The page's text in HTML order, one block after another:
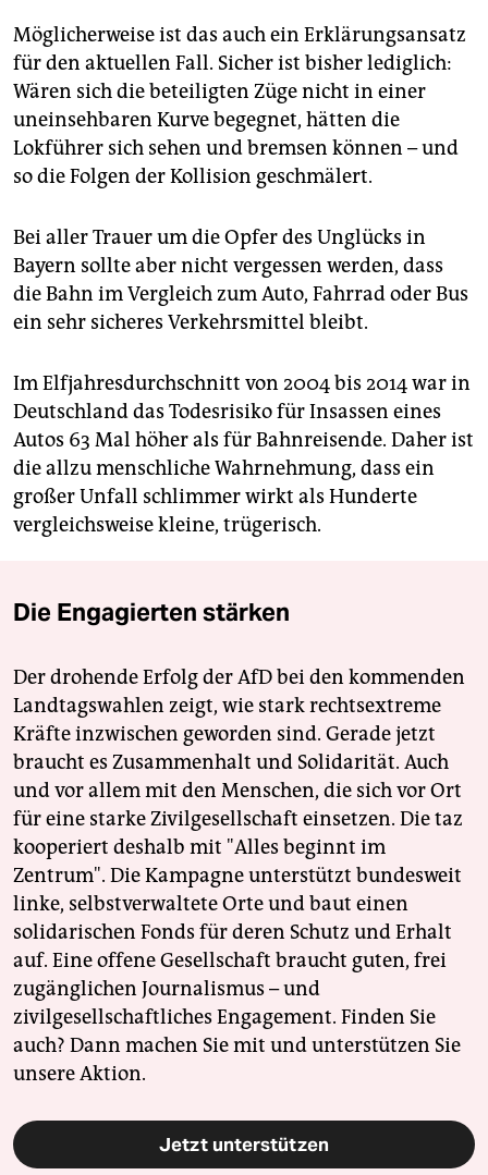
Möglicherweise ist das auch ein Erklärungsansatz
für den aktuellen Fall. Sicher ist bisher lediglich:
Wären sich die beteiligten Züge nicht in einer
uneinsehbaren Kurve begegnet, hätten die
Lokführer sich sehen und bremsen können – und
so die Folgen der Kollision geschmälert.
Bei aller Trauer um die Opfer des Unglücks in
Bayern sollte aber nicht vergessen werden, dass
die Bahn im Vergleich zum Auto, Fahrrad oder Bus
ein sehr sicheres Verkehrsmittel bleibt.
Im Elfjahresdurchschnitt von 2004 bis 2014 war in
Deutschland das Todesrisiko für Insassen eines
Autos 63 Mal höher als für Bahnreisende. Daher ist
die allzu menschliche Wahrnehmung, dass ein
großer Unfall schlimmer wirkt als Hunderte
vergleichsweise kleine, trügerisch.
Die Engagierten stärken
Der drohende Erfolg der AfD bei den kommenden
Landtagswahlen zeigt, wie stark rechtsextreme
Kräfte inzwischen geworden sind. Gerade jetzt
braucht es Zusammenhalt und Solidarität. Auch
und vor allem mit den Menschen, die sich vor Ort
für eine starke Zivilgesellschaft einsetzen. Die taz
kooperiert deshalb mit "Alles beginnt im
Zentrum". Die Kampagne unterstützt bundesweit
linke, selbstverwaltete Orte und baut einen
solidarischen Fonds für deren Schutz und Erhalt
auf. Eine offene Gesellschaft braucht guten, frei
zugänglichen Journalismus – und
zivilgesellschaftliches Engagement. Finden Sie
auch? Dann machen Sie mit und unterstützen Sie
unsere Aktion.
Jetzt unterstützen